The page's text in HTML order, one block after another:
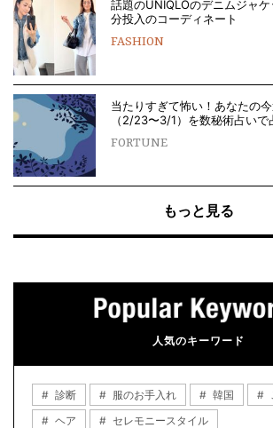
話題のUNIQLOのデニムジャ
分投入のコーディネート
FASHION
当たりすぎて怖い！あなたの
（2/23〜3/1）を数秘術占いで
FORTUNE
もっと見る
人気のキーワード
診断 服のお手入れ 韓国
ヘア
セレモニースタイル